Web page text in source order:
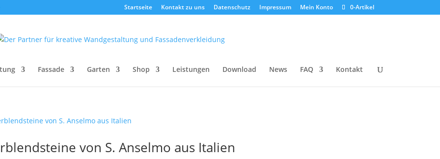
Startseite Kontakt zu uns Datenschutz Impressum Mein Konto 0-Artikel
Fassade Garten Shop Leistungen Download News FAQ Kontakt
von S. Anselmo aus Italien